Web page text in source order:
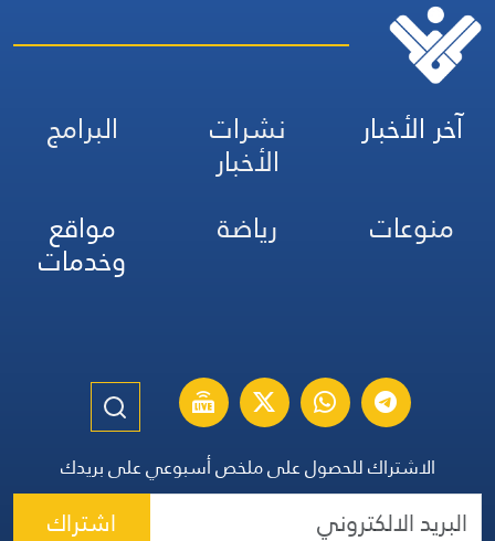
آخر الأخبار نشرات
الأخبار
البرامج
منوعات
رياضة مواقع
وخدمات
الاشتراك للحصول على ملخص أسبوعي على بريدك
اشتراك